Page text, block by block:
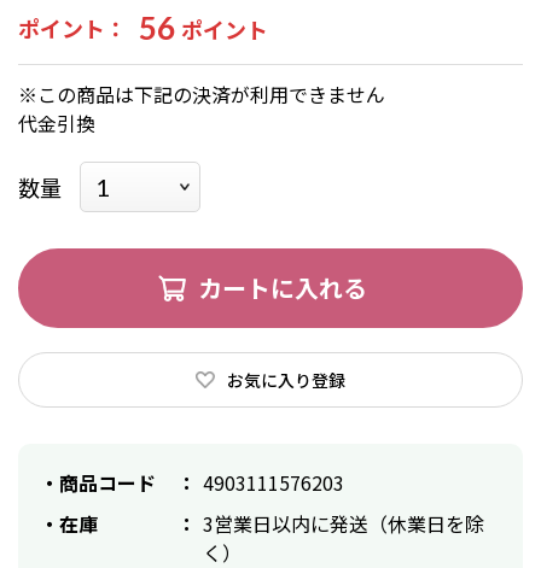
ポイント 56
※この商品は下記の決済が利用できません
代金引換
数量
カートに入れる
お気に入り登録
商品コード
4903111576203
在庫
3営業日以内に発送（休業日を除
く）